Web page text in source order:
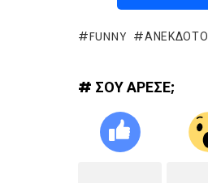
FUNNY ΑΝΕΚΔΟΤΟ
# ΣΟΥ ΑΡΕΣΕ;